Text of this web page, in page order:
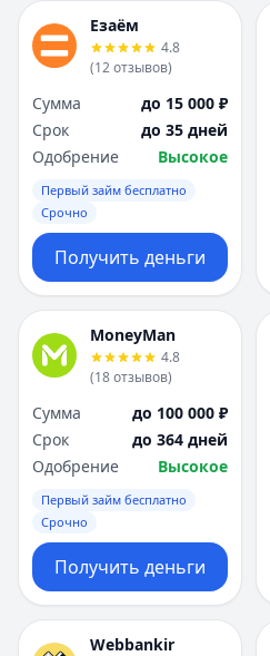
Езаём
4.8
(12отзывов)
Сумма
до 15 000 ₽
Срок
до 35 дней
Одобрение
Высокое
Первый займ бесплатно
Срочно
Получить деньги
MoneyMan
4.8
(18отзывов)
Сумма
до 100 000 ₽
Срок
до 364 дней
Одобрение
Высокое
Первый займ бесплатно
Срочно
Получить деньги
Webbankir